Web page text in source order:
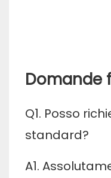
Domande
Q1. Posso
standard?
A1.